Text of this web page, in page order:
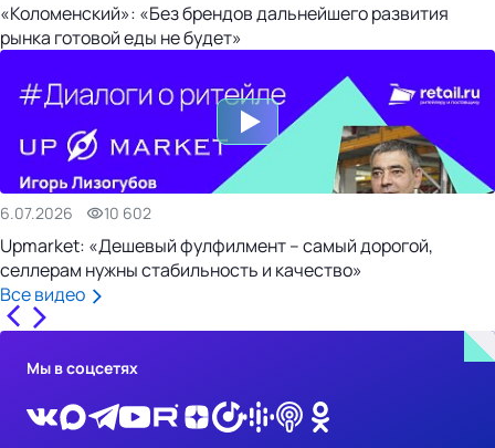
«Коломенский»: «Без брендов дальнейшего развития
рынка готовой еды не будет»
6.07.2026 10 602
Upmarket: «Дешевый фулфилмент – самый дорогой,
селлерам нужны стабильность и качество»
Все видео
Мы в соцсетях